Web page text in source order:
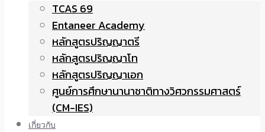
TCAS 69
Entaneer Academy
หลักสูตรปริญญาตรี
หลักสูตรปริญญาโท
หลักสูตรปริญญาเอก
ศูนย์การศึกษานานาชาติทางวิศวกรรมศาสตร์
(CM-IES)
เกี่ยวกับ